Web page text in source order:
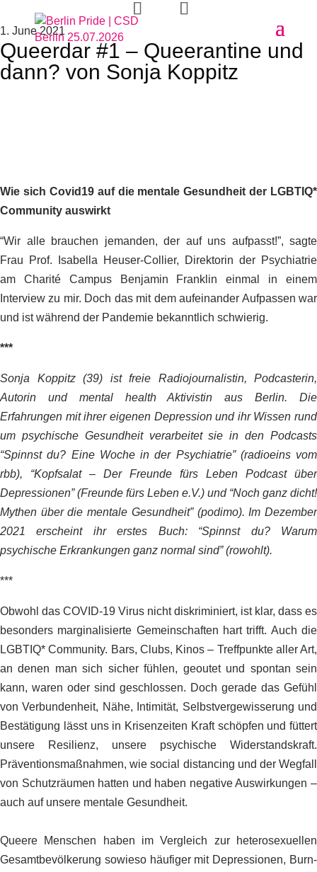
1. June 2021
Queerdar #1 – Queerantine und
dann? von Sonja Koppitz
Wie sich Covid19 auf die mentale Gesundheit der LGBTIQ*
Community auswirkt
“Wir alle brauchen jemanden, der auf uns aufpasst!”, sagte
Frau
Prof. Isabella Heuser-Collier, Direktorin der Psychiatrie
am Charité Campus
Benjamin Franklineinmal in einem
Interview zu mir. Doch das mit dem aufeinander Aufpassen war
und ist während der Pandemie bekanntlich schwierig.
***
Sonja Koppitz (39) ist freie Radiojournalistin, Podcasterin,
Autorin und mental health Aktivistin aus Berlin. Die
Erfahrungen mit ihrer eigenen Depression und ihr Wissen rund
um psychische Gesundheit verarbeitet sie in den Podcasts
“Spinnst du? Eine Woche in der Psychiatrie” (radioeins vom
rbb), “Kopfsalat – Der Freunde fürs Leben Podcast über
Depressionen” (Freunde fürs Leben e.V.) und “Noch ganz dicht!
Mythen über die mentale Gesundheit” (podimo). Im Dezember
2021 erscheint ihr erstes Buch: “Spinnst du? Warum
psychische Erkrankungen ganz normal sind” (rowohlt).
***
Obwohl das COVID-19 Virus nicht diskriminiert, ist klar, dass es
besonders marginalisierte Gemeinschaften hart trifft. Auch die
LGBTIQ* Community. Bars, Clubs, Kinos – Treffpunkte aller Art,
an denen man sich sicher fühlen, geoutet und spontan sein
kann, waren oder sind geschlossen. Doch gerade das Gefühl
von Verbundenheit, Nähe, Intimität, Selbstvergewisserung und
Bestätigung lässt uns in Krisenzeiten Kraft schöpfen und füttert
unsere Resilienz, unsere psychische Widerstandskraft.
Präventionsmaßnahmen, wie social distancing und der Wegfall
von Schutzräumen hatten und haben negative Auswirkungen –
auch auf unsere mentale Gesundheit.
Queere Menschen haben im Vergleich zur heterosexuellen
Gesamtbevölkerung sowieso häufiger mit Depressionen, Burn-